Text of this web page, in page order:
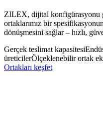
ZILEX, dijital konfigürasyonu
ortaklarımız bir
dönüşmesini sağlar – hızlı,
Gerçek teslimat kapasitesi
üreticilerÖlçeklenebilir ortak
Ortakları keşfet